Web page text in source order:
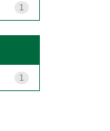
1
1